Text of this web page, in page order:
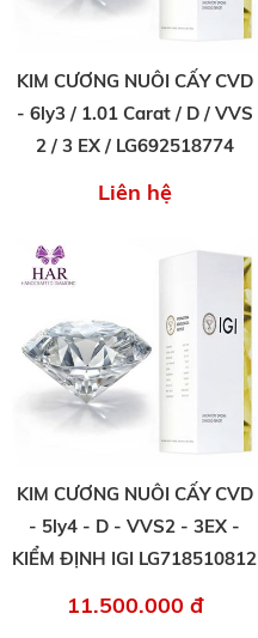
KIM CƯƠNG NUÔI CẤY CVD
- 6ly3 / 1.01 Carat / D / VVS
2 / 3 EX / LG692518774
Liên hệ
KIM CƯƠNG NUÔI CẤY CVD
- 5ly4 - D - VVS2 - 3EX -
KIỂM ĐỊNH IGI LG718510812
11.500.000 đ